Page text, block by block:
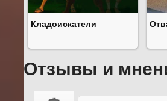
Кладоискатели
Отзывы и